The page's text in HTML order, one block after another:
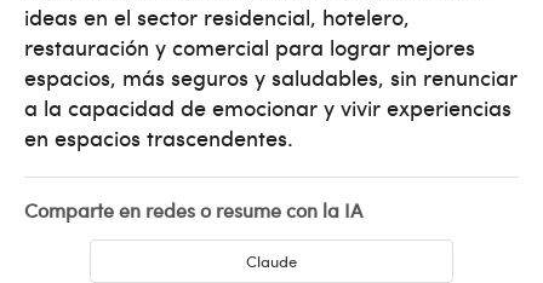
ideas en el sector residencial, hotelero,
restauración y comercial para lograr mejores
espacios, más seguros y saludables, sin renunciar
a la capacidad de emocionar y vivir experiencias
en espacios trascendentes.
Comparte en redes o resume con la IA
Claude